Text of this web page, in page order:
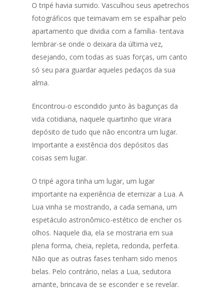
O tripé havia sumido. Vasculhou seus apetrechos
fotográficos que teimavam em se espalhar pelo
apartamento que dividia com a família- tentava
lembrar-se onde o deixara da última vez,
desejando, com todas as suas forças, um canto
só seu para guardar aqueles pedaços da sua
alma.
Encontrou-o escondido junto às bagunças da
vida cotidiana, naquele quartinho que virara
depósito de tudo que não encontra um lugar.
Importante a existência dos depósitos das
coisas sem lugar.
O tripé agora tinha um lugar, um lugar
importante na experiência de eternizar a Lua. A
Lua vinha se mostrando, a cada semana, um
espetáculo astronômico-estético de encher os
olhos. Naquele dia, ela se mostraria em sua
plena forma, cheia, repleta, redonda, perfeita.
Não que as outras fases tenham sido menos
belas. Pelo contrário, nelas a Lua, sedutora
amante, brincava de se esconder e se revelar.